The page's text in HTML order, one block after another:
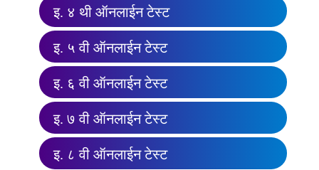
इ. ४ थी ऑनलाईन टेस्ट
इ. ५ वी ऑनलाईन टेस्ट
इ. ६ वी ऑनलाईन टेस्ट
इ. ७ वी ऑनलाईन टेस्ट
इ. ८ वी ऑनलाईन टेस्ट